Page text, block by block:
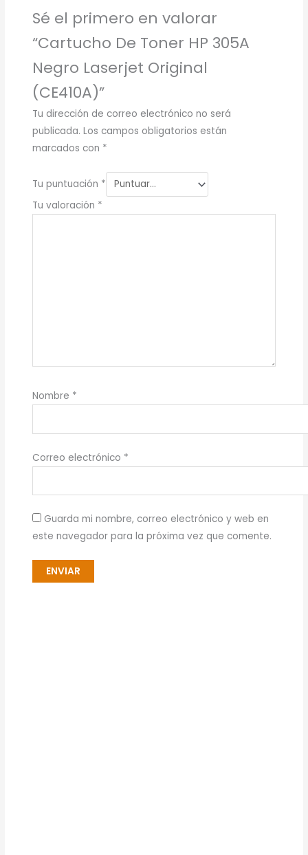
Sé el primero en valorar
“Cartucho De Toner HP 305A
Negro Laserjet Original
(CE410A)”
Tu dirección de correo electrónico no será
publicada. Los campos obligatorios están
marcados con *
Tu puntuación *
Tu valoración *
Nombre *
Correo electrónico *
Guarda mi nombre, correo electrónico y web en
este navegador para la próxima vez que comente.